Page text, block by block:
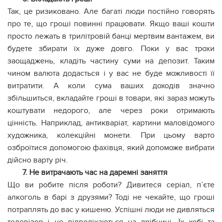
Так, це ризиковано. Але багаті люди постійно говорять
про те, що гроші повинні працювати. Якщо ваші кошти
просто лежать в трилітровій банці мертвим вантажем, ви
будете збирати їх дуже довго. Поки у вас трохи
заощаджень, кладіть частину суми на депозит. Таким
чином валюта додасться і у вас не буде можливості її
витратити. А коли сума ваших доходів значно
збільшиться, вкладайте гроші в товари, які зараз можуть
коштувати недорого, але через роки отримають
цінність. Наприклад, антикваріат, картини маловідомого
художника, колекційні монети. При цьому варто
озброїтися допомогою фахівця, який допоможе вибрати
дійсно варту річ.
7. Не витрачають час на даремні заняття
Що ви робите після роботи? Дивитеся серіал, п’єте
алкоголь в барі з друзями? Тоді не чекайте, що гроші
потраплять до вас у кишеню. Успішні люди не дивляться